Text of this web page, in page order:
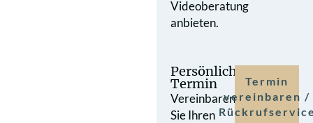
Videoberatung
anbieten.
Persönlicher
Termin
Vereinbaren
Sie Ihren
Termin
vereinbaren /